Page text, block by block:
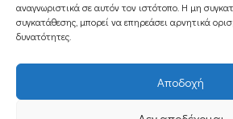
αναγνωριστικά σε αυτόν τον ιστότοπο. Η μη
συγκατάθεσης, μπορεί να επηρεάσει αρνητικά
δυνατότητες.
Αποδοχή
. All Rights Reserved